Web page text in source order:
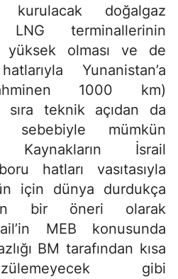
kurulacak doğalgaz
terminallerinin
yüksek olması ve de
Yunanistan’a
1000 km)
sıra teknik açıdan da
sebebiyle mümkün
Kaynakların İsrail
hatları vasıtasıyla
için dünya durdukça
bir öneri olarak
MEB konusunda
BM tarafından kısa
gibi